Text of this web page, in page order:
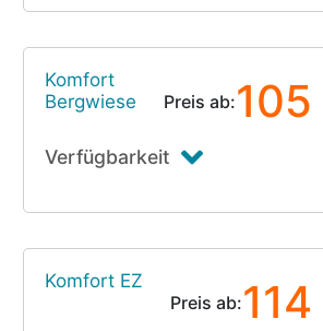
Komfort
Bergwiese
Preis ab:
Verfügbarkeit
Komfort EZ
Preis ab: